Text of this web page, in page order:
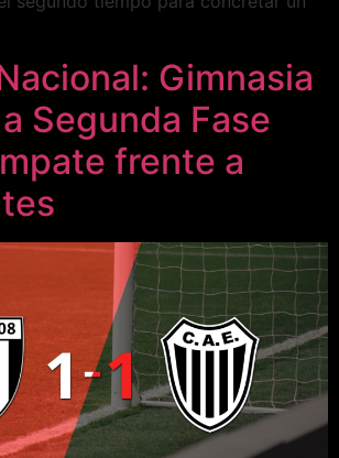
Gimnasia
Segunda Fase
frente a